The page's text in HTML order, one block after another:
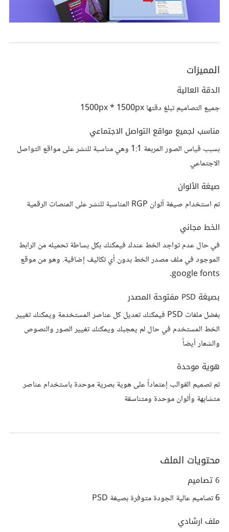
المميزات
الدقة العالية
جميع التصاميم تبلغ دقتها 1500px * 1500px
مناسب لجميع مواقع التواصل الاجتماعي
بسبب قياس الصور المربعة 1:1 وهي مناسبة للنشر على مواقع التواصل
الاجتماعي
صيغة الألوان
تم استخدام صيغة ألوان RGP المناسبة للنشر على المنصات الرقمية
الخط مجاني
في حال عدم تواجد الخط عندك فيمكنك بكل بساطة تحميله من الرابط
الموجود في ملف مصدر الخط بدون أي تكاليف إضافية. وهو من موقع
google fonts.
بصيغة PSD مفتوحة المصدر
بفضل ملفات PSD فيمكنك تعديل كل عناصر المستخدمة ويمكنك تغيير
الخط المستخدم في حال لم يعجبك ويمكنك تغيير الصور والنصوص
والشعار أيضاً
هوية موحدة
تم تصميم القوالب إعتماداً على هوية بصرية موحدة باستخدام عناصر
متشابهة وألوان موحدة ومتناسقة
محتويات الملف
6 تصاميم
6 تصاميم عالية الجودة متوفرة بصيغة PSD
ملف ارشادي